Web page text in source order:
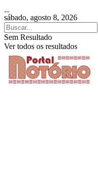
sábado, agosto 8, 2026
Sem Resultado
Ver todos os resultados